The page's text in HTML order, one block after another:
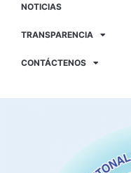
NOTICIAS
TRANSPARENCIA
CONTÁCTENOS